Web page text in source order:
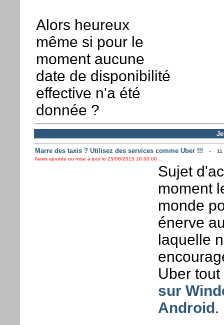
Alors heureux
même si pour le
moment aucune
date de disponibilité
effective n'a été
donnée ?
Marre des taxis ? Utilisez des services comme Uber !!! -
11
News ajoutée ou mise à jour le 25/06/2015 16:00:00 ...
Sujet
moment
monde
énerve
laquelle
Uber
sur
Android .